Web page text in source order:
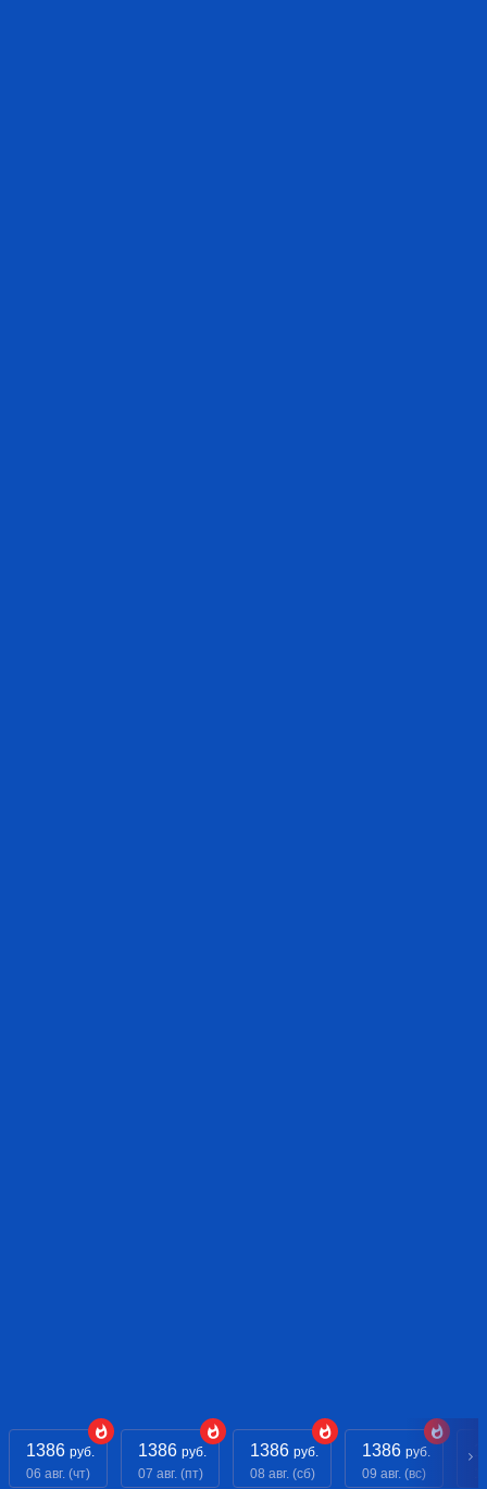
1386 руб.
06 авг. (чт)
1386 руб.
07 авг. (пт)
1386 руб.
08 авг. (сб)
1386 руб.
09 авг. (вс)